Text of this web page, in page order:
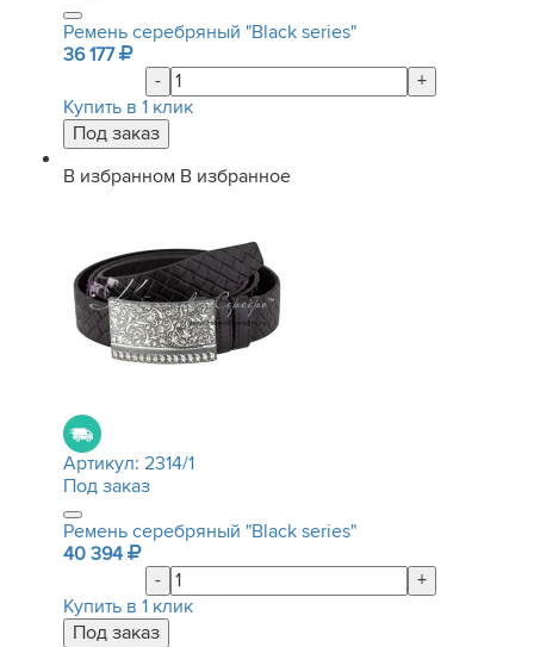
Ремень серебряный "Black series"
36 177
-
+
Купить в 1 клик
В избранном В избранное
Артикул: 2314/1
Под заказ
Ремень серебряный "Black series"
40 394
-
+
Купить в 1 клик